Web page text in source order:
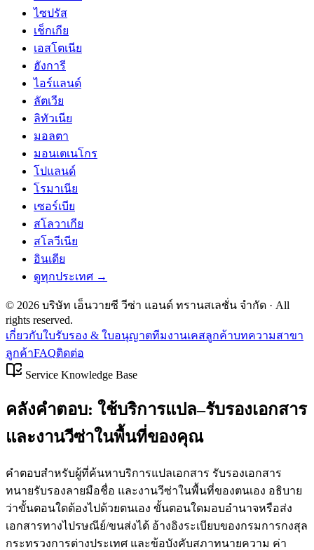
ไซปรัส
เช็กเกีย
เอสโตเนีย
ฮังการี
ไอร์แลนด์
ลัตเวีย
ลิทัวเนีย
มอลตา
มอนเตเนโกร
โปแลนด์
โรมาเนีย
เซอร์เบีย
สโลวาเกีย
สโลวีเนีย
อินเดีย
ดูทุกประเทศ →
© 2026 บริษัท เอ็นวายซี วีซ่า แอนด์ ทรานสเลชั่น จำกัด · All
rights reserved.
เกี่ยวกับใบรับรอง & ใบอนุญาตทีมงานเคสลูกค้าบทความสาขา
ลูกค้าFAQติดต่อ
Service Knowledge Base
คลังคำตอบ: ใช้บริการแปล–รับรองเอกสาร
และงานวีซ่าในพื้นที่ของคุณ
คำตอบสำหรับผู้ที่ค้นหาบริการแปลเอกสาร รับรองเอกสาร
ทนายรับรองลายมือชื่อ และงานวีซ่าในพื้นที่ของตนเอง อธิบาย
ว่าขั้นตอนใดต้องไปด้วยตนเอง ขั้นตอนใดมอบอำนาจหรือส่ง
เอกสารทางไปรษณีย์/ขนส่งได้ อ้างอิงระเบียบของกรมการกงสุล
กระทรวงการต่างประเทศ และข้อบังคับสภาทนายความ ค่า